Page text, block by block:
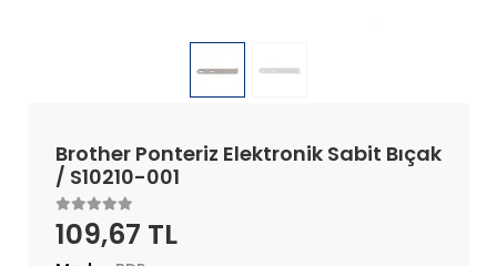
Brother Ponteriz Elektronik Sabit Bıçak
/ S10210-001
109,67 TL